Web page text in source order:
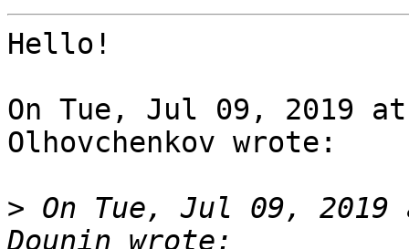
Hello!
On Tue, Jul 09, 2019 at
Olhovchenkov wrote:
> On Tue, Jul 09, 2019